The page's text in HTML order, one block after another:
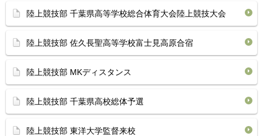
陸上競技部 千葉県高等学校総合体育大会陸上競技大会
陸上競技部 佐久長聖高等学校富士見高原合宿
陸上競技部 MKディスタンス
陸上競技部 千葉県高校総体予選
陸上競技部 東洋大学監督来校